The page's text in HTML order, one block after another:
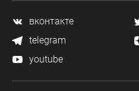
вконтакте
telegram
youtube